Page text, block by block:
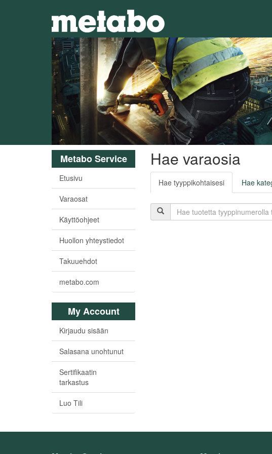
Metabo Service
Etusivu
Varaosat
Käyttöohjeet
Huollon yhteystiedot
Takuuehdot
metabo.com
My Account
Kirjaudu sisään
Salasana unohtunut
Sertifikaatin
tarkastus
Luo Tili
Hae varaosia
Hae tyyppikohtaisesi Hae